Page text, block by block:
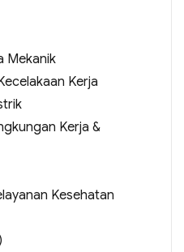
Mekanik
Kerja
Kerja &
Kesehatan